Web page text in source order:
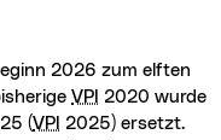
2026 zum elften
VPI 2020 wurde
(VPI 2025) ersetzt.